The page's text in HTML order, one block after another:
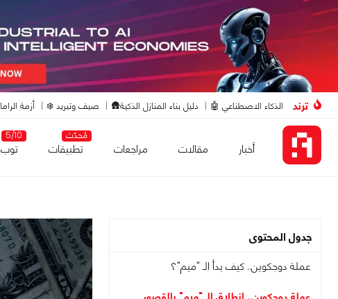
ترند الذكاء الاصطناعي 🤖 دليل بناء المنازل الذكية🛖 صيف وتبريد ❄️ أزمة
أخبار مقالات مراجعات
مُحدّث
تطبيقات
5/10
توب
جدول المحتوى
عملة دوجكوين.. كيف بدأ الـ "ميم"؟